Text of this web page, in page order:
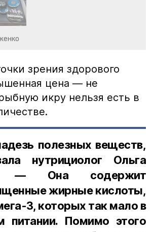
зрения здорового
цена — не
икру нельзя есть в
полезных веществ,
нутрициолог Ольга
— Она содержит
жирные кислоты,
3, которых так мало в
питании. Помимо этого